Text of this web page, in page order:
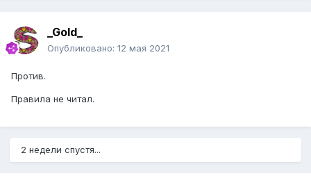
_Gold_
Опубликовано: 12 мая 2021
Против.
Правила не читал.
2 недели спустя...